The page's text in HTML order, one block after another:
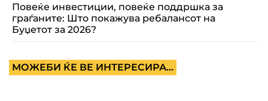
Повеќе инвестиции, повеќе поддршка за
граѓаните: Што покажува ребалансот на
Буџетот за 2026?
МОЖЕБИ ЌЕ ВЕ ИНТЕРЕСИРА...